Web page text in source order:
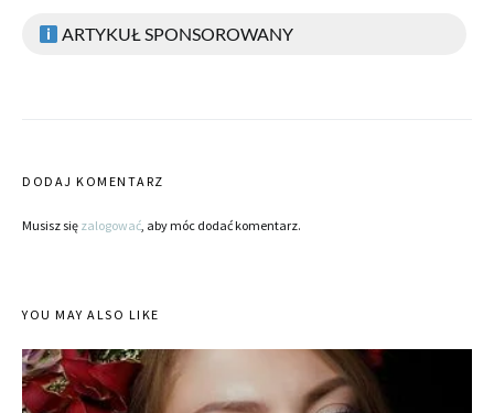
ARTYKUŁ SPONSOROWANY
DODAJ KOMENTARZ
Musisz się zalogować, aby móc dodać komentarz.
YOU MAY ALSO LIKE